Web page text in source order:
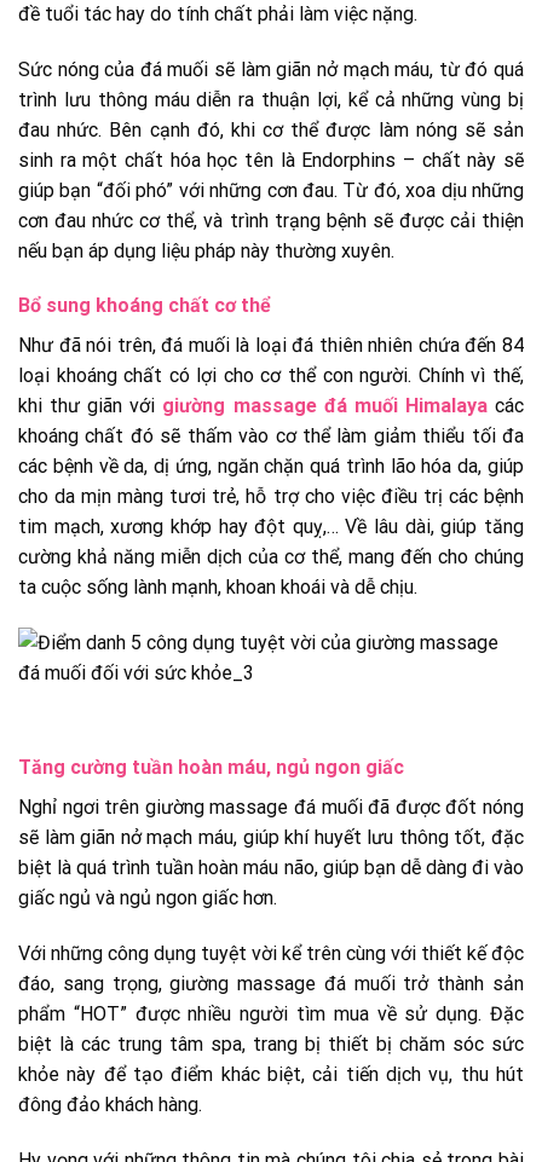
đề tuổi tác hay do tính chất phải làm việc nặng.
Sức nóng của đá muối sẽ làm giãn nở mạch máu, từ đó quá
trình lưu thông máu diễn ra thuận lợi, kể cả những vùng bị
đau nhức. Bên cạnh đó, khi cơ thể được làm nóng sẽ sản
sinh ra một chất hóa học tên là Endorphins – chất này sẽ
giúp bạn “đối phó” với những cơn đau. Từ đó, xoa dịu những
cơn đau nhức cơ thể, và trình trạng bệnh sẽ được cải thiện
nếu bạn áp dụng liệu pháp này thường xuyên.
Bổ sung khoáng chất cơ thể
Như đã nói trên, đá muối là loại đá thiên nhiên chứa đến 84
loại khoáng chất có lợi cho cơ thể con người. Chính vì thế,
khi thư giãn với giường massage đá muối Himalayacác
khoáng chất đó sẽ thấm vào cơ thể làm giảm thiểu tối đa
các bệnh về da, dị ứng, ngăn chặn quá trình lão hóa da, giúp
cho da mịn màng tươi trẻ, hỗ trợ cho việc điều trị các bệnh
tim mạch, xương khớp hay đột quỵ,… Về lâu dài, giúp tăng
cường khả năng miễn dịch của cơ thể, mang đến cho chúng
ta cuộc sống lành mạnh, khoan khoái và dễ chịu.
Tăng cường tuần hoàn máu, ngủ ngon giấc
Nghỉ ngơi trên giường massage đá muối đã được đốt nóng
sẽ làm giãn nở mạch máu, giúp khí huyết lưu thông tốt, đặc
biệt là quá trình tuần hoàn máu não, giúp bạn dễ dàng đi vào
giấc ngủ và ngủ ngon giấc hơn.
Với những công dụng tuyệt vời kể trên cùng với thiết kế độc
đáo, sang trọng, giường massage đá muối trở thành sản
phẩm “HOT” được nhiều người tìm mua về sử dụng. Đặc
biệt là các trung tâm spa, trang bị thiết bị chăm sóc sức
khỏe này để tạo điểm khác biệt, cải tiến dịch vụ, thu hút
đông đảo khách hàng.